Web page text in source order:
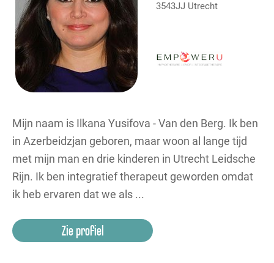
3543JJ Utrecht
Mijn naam is Ilkana Yusifova - Van den Berg. Ik ben
in Azerbeidzjan geboren, maar woon al lange tijd
met mijn man en drie kinderen in Utrecht Leidsche
Rijn. Ik ben integratief therapeut geworden omdat
ik heb ervaren dat we als ...
Zie profiel